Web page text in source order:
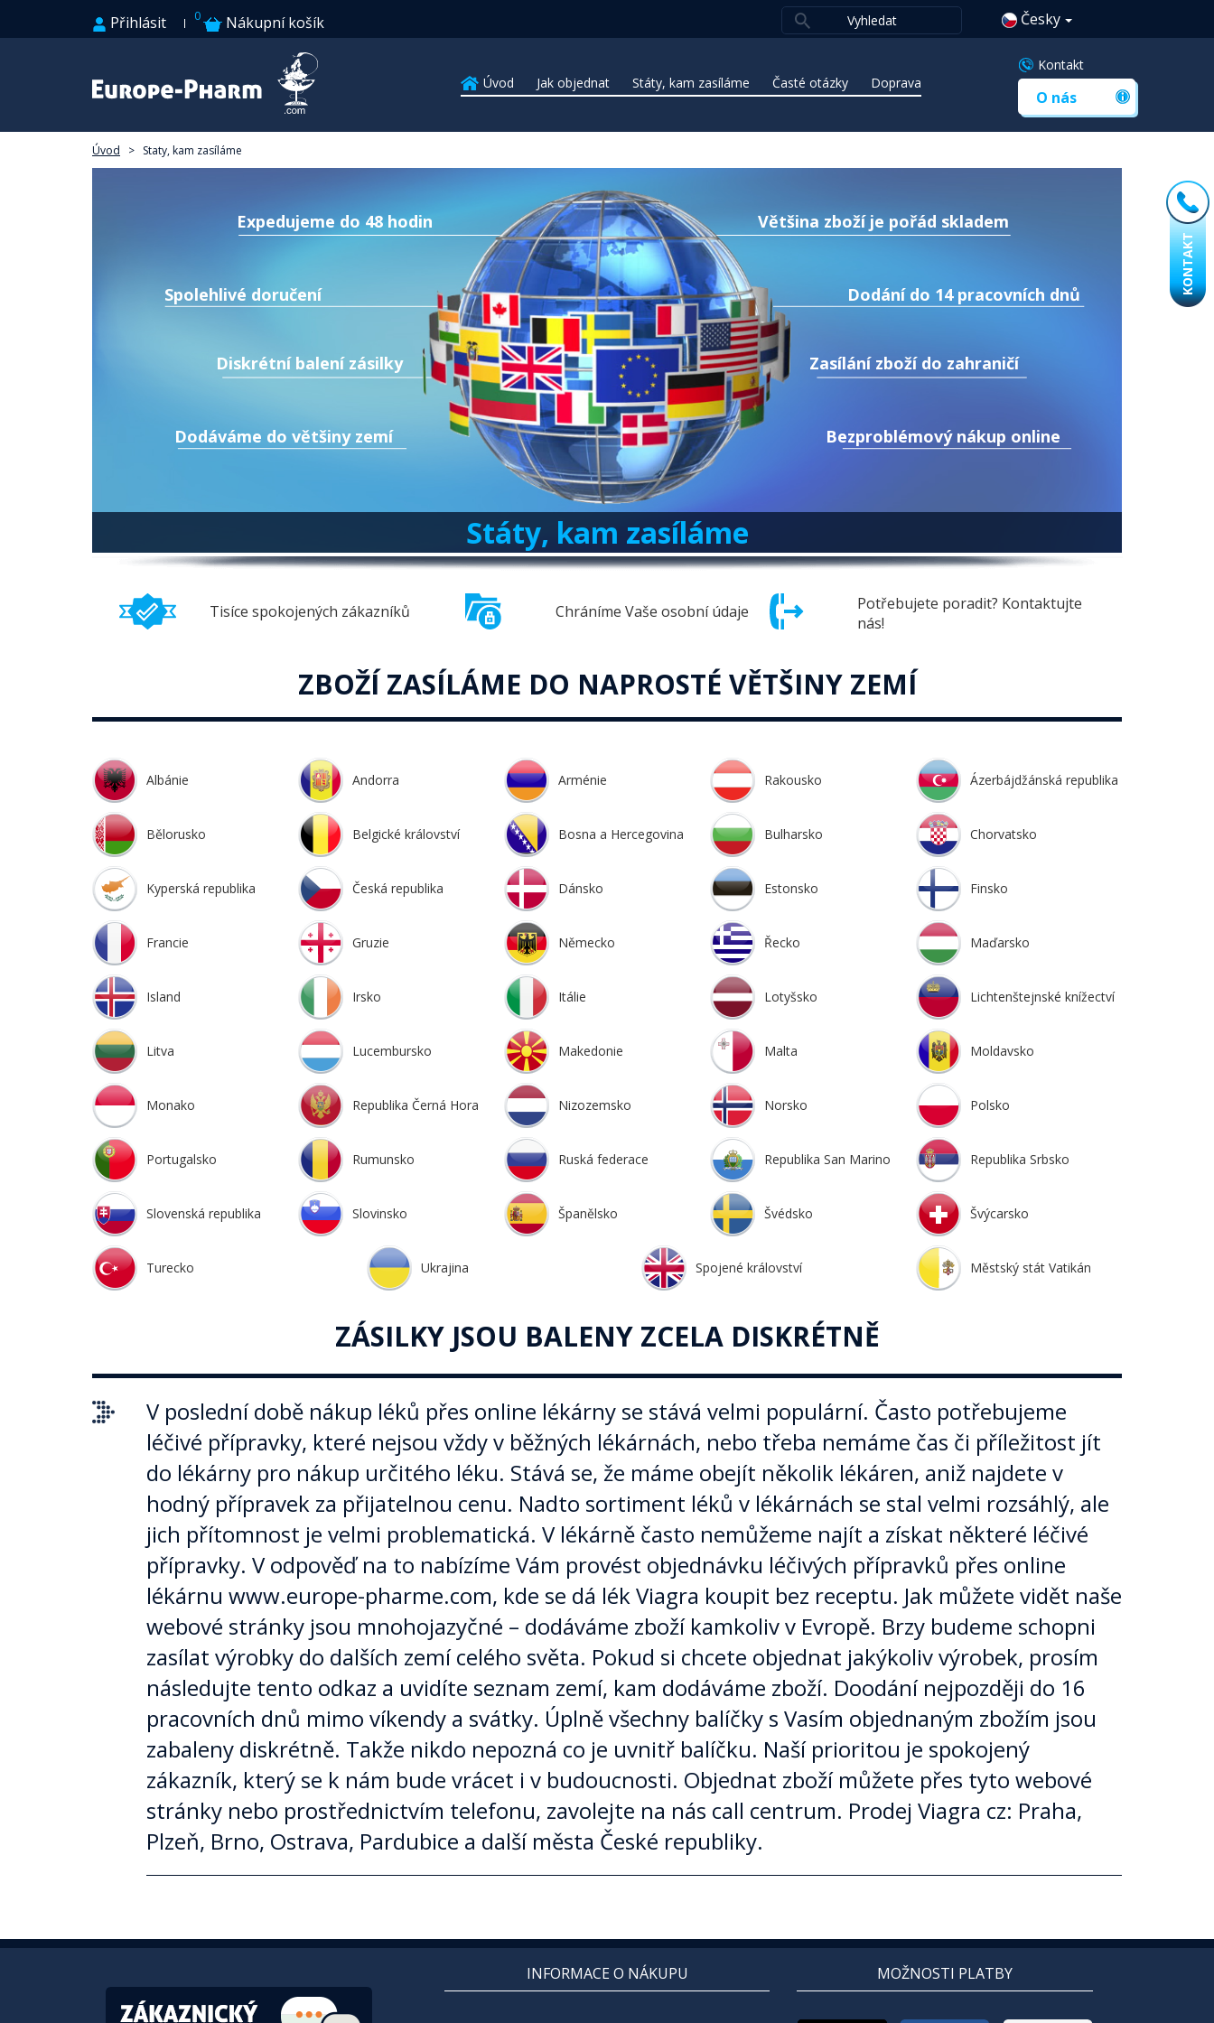
KONTAKT
Přihlásit 0 Nákupní košík Česky
Úvod Jak objednat Státy, kam zasíláme Časté otázky Doprava
Kontakt
O nás
Úvod > Staty, kam zasíláme
Expedujeme do 48 hodin
Spolehlivé doručení
Diskrétní balení zásilky
Dodáváme do většiny zemí
Většina zboží je pořád skladem
Dodání do 14 pracovních dnů
Zasílání zboží do zahraničí
Bezproblémový nákup online
Státy, kam zasíláme
Tisíce spokojených zákazníků Chráníme Vaše osobní údaje
Potřebujete poradit? Kontaktujte
nás!
ZBOŽÍ ZASÍLÁME DO NAPROSTÉ VĚTŠINY ZEMÍ
Albánie Andorra Arménie Rakousko Ázerbájdžánská republika
Bělorusko Belgické království Bosna a Hercegovina Bulharsko Chorvatsko
Kyperská republika Česká republika Dánsko Estonsko Finsko
Francie Gruzie Německo Řecko Maďarsko
Island Irsko Itálie Lotyšsko Lichtenštejnské knížectví
Litva Lucembursko Makedonie Malta Moldavsko
Monako Republika Černá Hora Nizozemsko Norsko Polsko
Portugalsko Rumunsko Ruská federace Republika San Marino Republika Srbsko
Slovenská republika Slovinsko Španělsko Švédsko Švýcarsko
Turecko Ukrajina Spojené království Městský stát Vatikán
ZÁSILKY JSOU BALENY ZCELA DISKRÉTNĚ
V poslední době nákup léků přes online lékárny se stává velmi populární. Často potřebujeme
léčivé přípravky, které nejsou vždy v běžných lékárnách, nebo třeba nemáme čas či příležitost jít
do lékárny pro nákup určitého léku. Stává se, že máme obejít několik lékáren, aniž najdete v
hodný přípravek za přijatelnou cenu. Nadto sortiment léků v lékárnách se stal velmi rozsáhlý, ale
jich přítomnost je velmi problematická. V lékárně často nemůžeme najít a získat některé léčivé
přípravky. V odpověď na to nabízíme Vám provést objednávku léčivých přípravků přes online
lékárnu www.europe-pharme.com, kde se dá lék Viagra koupit bez receptu. Jak můžete vidět naše
webové stránky jsou mnohojazyčné – dodáváme zboží kamkoliv v Evropě. Brzy budeme schopni
zasílat výrobky do dalších zemí celého světa. Pokud si chcete objednat jakýkoliv výrobek, prosím
následujte tento odkaz a uvidíte seznam zemí, kam dodáváme zboží. Doodání nejpozději do 16
pracovních dnů mimo víkendy a svátky. Úplně všechny balíčky s Vasím objednaným zbožím jsou
zabaleny diskrétně. Takže nikdo nepozná co je uvnitř balíčku. Naší prioritou je spokojený
zákazník, který se k nám bude vrácet i v budoucnosti. Objednat zboží můžete přes tyto webové
stránky nebo prostřednictvím telefonu, zavolejte na nás call centrum. Prodej Viagra cz: Praha,
Plzeň, Brno, Ostrava, Pardubice a další města České republiky.
INFORMACE O NÁKUPU MOŽNOSTI PLATBY